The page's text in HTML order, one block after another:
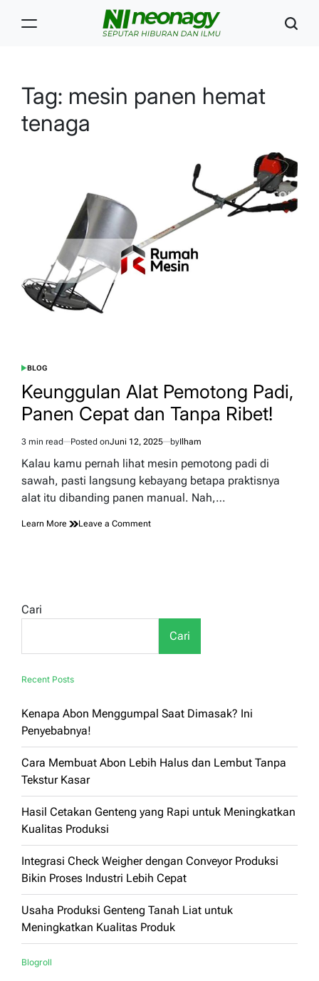
Tag: mesin panen hemat
tenaga
POSTED
BLOG
Keunggulan Alat Pemotong Padi,
Panen Cepat dan Tanpa Ribet!
Estimated
read
3 min read Posted onJuni 12, 2025 byIlham
Kalau kamu pernah lihat mesin pemotong padi di
sawah, pasti langsung kebayang betapa praktisnya
alat itu dibanding panen manual. Nah,…
Learn More Leave a Commenton
Ribet!
Cari
Cari
Recent Posts
Kenapa Abon Menggumpal Saat Dimasak? Ini
Penyebabnya!
Cara Membuat Abon Lebih Halus dan Lembut Tanpa
Tekstur Kasar
Hasil Cetakan Genteng yang Rapi untuk Meningkatkan
Kualitas Produksi
Integrasi Check Weigher dengan Conveyor Produksi
Bikin Proses Industri Lebih Cepat
Usaha Produksi Genteng Tanah Liat untuk
Meningkatkan Kualitas Produk
Blogroll